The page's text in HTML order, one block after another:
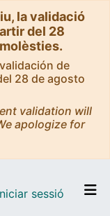
la validació
del 28
de
28 de agosto
validation will
apologize for
sessió (current)